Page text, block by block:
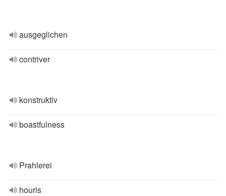
ausgeglichen
contriver
konstruktiv
boastfulness
Prahlerei
houris